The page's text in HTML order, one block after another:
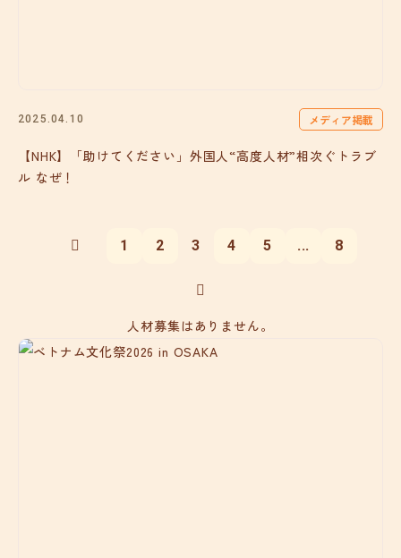
2025.04.10 メディア掲載
【NHK】「助けてください」外国人“高度人材”相次ぐトラブ
ル なぜ！
1 2 3 4 5 ... 8
人材募集はありません。